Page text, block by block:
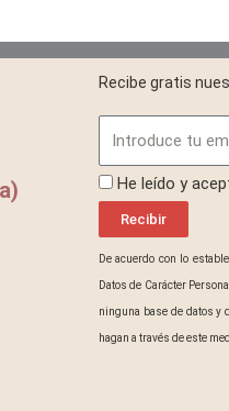
Recibe gratis
ProteccionDatos
He leído y
Recibir
De acuerdo con lo
Datos de Carácter
ninguna base de datos y
hagan a través de este